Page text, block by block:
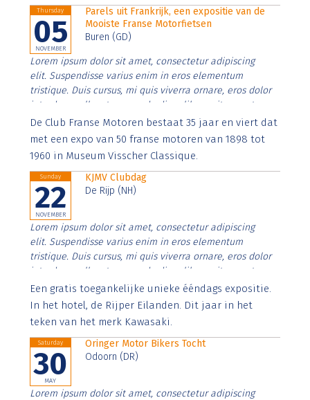
Thursday
05
NOVEMBER
Parels uit Frankrijk, een expositie van de
Mooiste Franse Motorfietsen
Buren (GD)
Lorem ipsum dolor sit amet, consectetur adipiscing
elit. Suspendisse varius enim in eros elementum
tristique. Duis cursus, mi quis viverra ornare, eros dolor
interdum nulla, ut commodo diam libero vitae erat.
Aenean faucibus nibh et justo cursus id rutrum lorem
imperdiet. Nunc ut sem vitae risus tristique posuere.
De Club Franse Motoren bestaat 35 jaar en viert dat
met een expo van 50 franse motoren van 1898 tot
1960 in Museum Visscher Classique.
Sunday
22
NOVEMBER
KJMV Clubdag
De Rijp (NH)
Lorem ipsum dolor sit amet, consectetur adipiscing
elit. Suspendisse varius enim in eros elementum
tristique. Duis cursus, mi quis viverra ornare, eros dolor
interdum nulla, ut commodo diam libero vitae erat.
Aenean faucibus nibh et justo cursus id rutrum lorem
imperdiet. Nunc ut sem vitae risus tristique posuere.
Een gratis toegankelijke unieke ééndags expositie.
In het hotel, de Rijper Eilanden. Dit jaar in het
teken van het merk Kawasaki.
Saturday
30
MAY
Oringer Motor Bikers Tocht
Odoorn (DR)
Lorem ipsum dolor sit amet, consectetur adipiscing